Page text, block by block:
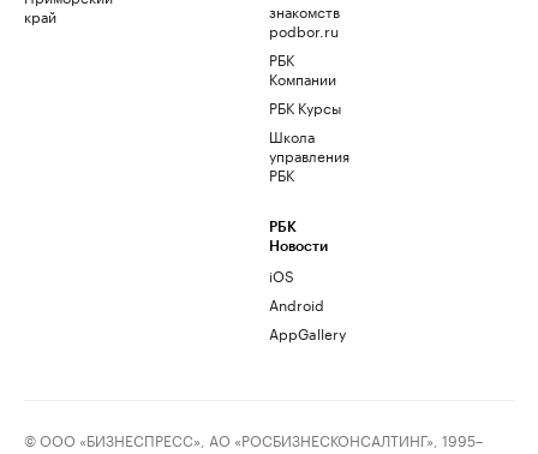
край
знакомств
podbor.ru
РБК
Компании
РБК Курсы
Школа
управления
РБК
РБК
Новости
iOS
Android
AppGallery
© ООО «БИЗНЕСПРЕСС», АО «РОСБИЗНЕСКОНСАЛТИНГ», 1995–